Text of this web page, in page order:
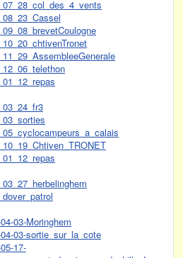
03-Moringhem
03-sortie_sur_la_cote
17-